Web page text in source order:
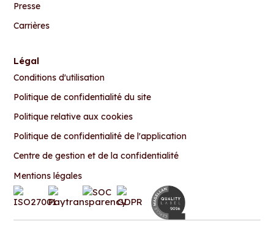
Presse
Carrières
Légal
Conditions d'utilisation
Politique de confidentialité du site
Politique relative aux cookies
Politique de confidentialité de l'application
Centre de gestion et de la confidentialité
Mentions légales